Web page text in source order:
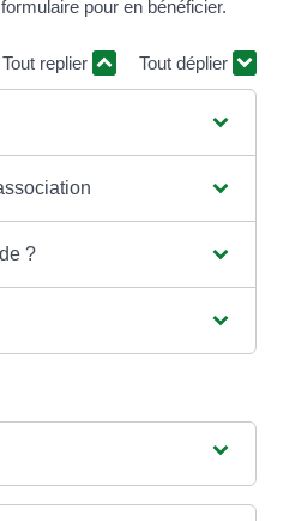
pour en bénéficier.
Tout replier Tout déplier
?